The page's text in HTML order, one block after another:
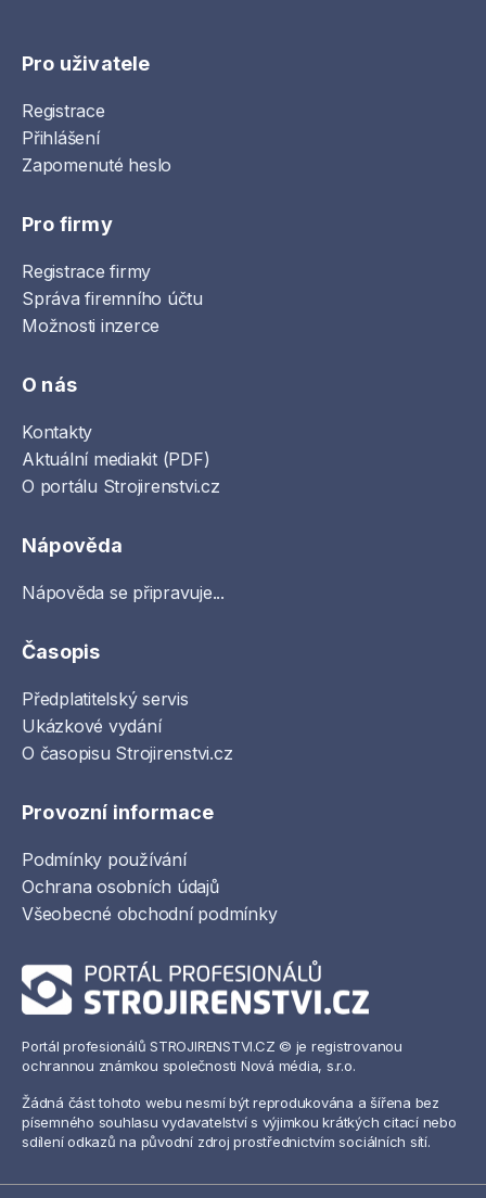
Pro uživatele
Registrace
Přihlášení
Zapomenuté heslo
Pro firmy
Registrace firmy
Správa firemního účtu
Možnosti inzerce
O nás
Kontakty
Aktuální mediakit (PDF)
O portálu Strojirenstvi.cz
Nápověda
Nápověda se připravuje...
Časopis
Předplatitelský servis
Ukázkové vydání
O časopisu Strojirenstvi.cz
Provozní informace
Podmínky používání
Ochrana osobních údajů
Všeobecné obchodní podmínky
Portál profesionálů STROJIRENSTVI.CZ © je registrovanou
ochrannou známkou společnosti Nová média, s.r.o.
Žádná část tohoto webu nesmí být reprodukována a šířena bez
písemného souhlasu vydavatelství s výjimkou krátkých citací nebo
sdílení odkazů na původní zdroj prostřednictvím sociálních sítí.